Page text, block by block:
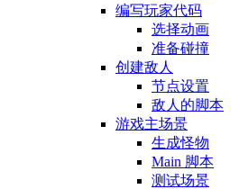
编写玩家代码
选择动画
准备碰撞
创建敌人
节点设置
敌人的脚本
游戏主场景
生成怪物
Main 脚本
测试场景